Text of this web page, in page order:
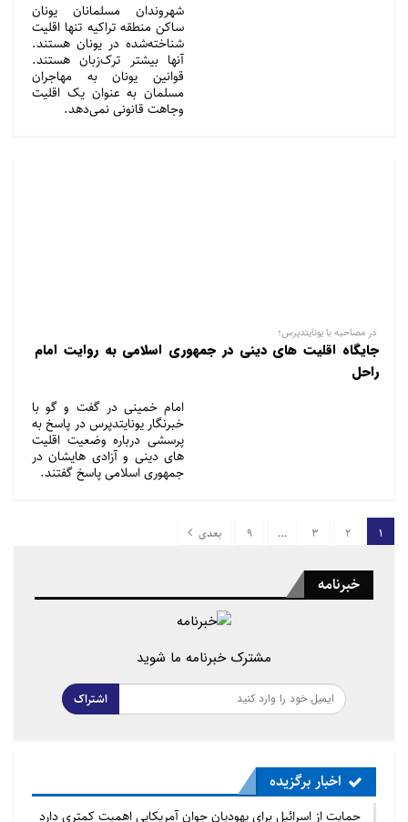
شهروندان مسلمانان یونان
ساکن منطقه تراکیه تنها اقلیت
شناخته‌شده در یونان هستند.
آنها بیشتر ترک‌زبان هستند.
قوانین یونان به مهاجران
مسلمان به عنوان یک اقلیت
وجاهت قانونی نمی‌دهد.
در مصاحبه با یونایتدپرس؛
جایگاه اقلیت های دینی در جمهوری اسلامی به روایت امام
راحل
امام خمینی در گفت و گو با
خبرنگار یونایتدپرس در پاسخ به
پرسشی درباره وضعیت اقلیت
های دینی و آزادی هایشان در
جمهوری اسلامی پاسخ گفتند.
1
2
3
…
9 بعدی
خبرنامه
مشترک خبرنامه ما شوید
اشتراک
اخبار برگزیده
حمایت از اسرائیل برای یهودیان جوان آمریکایی اهمیت کمتری دارد